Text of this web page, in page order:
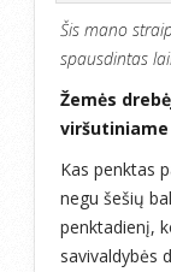
Šis mano
spausdintas
Žemės
Kas penktas
negu šešių
penktadienį,
savivaldybės